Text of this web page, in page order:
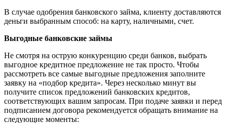
В случае одобрения банковского займа, клиенту доставляются
деньги выбранным способ: на карту, наличными, счет.
Выгодные банковские займы
Не смотря на острую конкуренцию среди банков, выбрать
выгодное кредитное предложение не так просто. Чтобы
рассмотреть все самые выгодные предложения заполните
заявку на «подбор кредита». Через несколько минут вы
получите список предложений банковских кредитов,
соответствующих вашим запросам. При подаче заявки и перед
подписанием договора рекомендуется обращать внимание на
следующие моменты: